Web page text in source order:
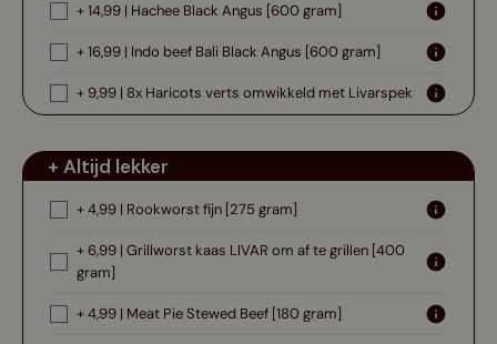
+ 14,99 | Hachee Black Angus [600 gram]
+ 16,99 | Indo beef Bali Black Angus [600 gram]
+ 9,99 | 8x Haricots verts omwikkeld met Livarspek
+ Altijd lekker
+ 4,99 | Rookworst fijn [275 gram]
+ 6,99 | Grillworst kaas LIVAR om af te grillen [400
gram]
+ 4,99 | Meat Pie Stewed Beef [180 gram]